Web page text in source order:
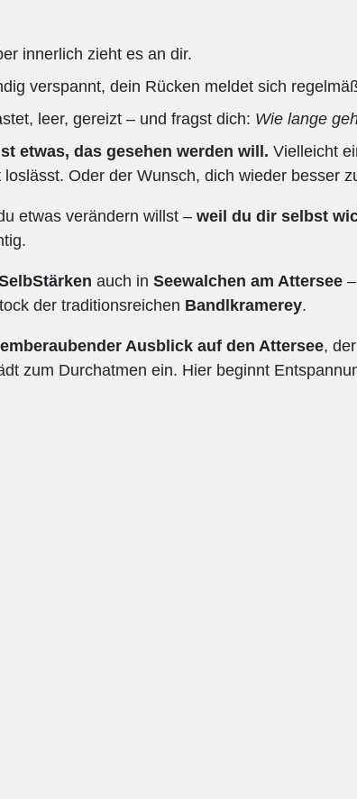
innerlich zieht es an dir.
verspannt, dein Rücken meldet sich
leer, gereizt – und fragst dich: Wie lange
etwas, das gesehen werden will. Vielleicht
Oder der Wunsch, dich wieder besser
etwas verändern willst – weil du dir selbst
auch in Seewalchen am Attersee
der traditionsreichen Bandlkramerey.
Ausblick auf den Attersee,
zum Durchatmen ein. Hier beginnt